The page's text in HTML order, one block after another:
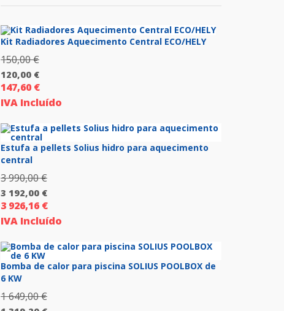
Kit Radiadores Aquecimento Central ECO/HELY
150,00€O
preço
original
150,00 €.
120,00 €
O
preço
atual
120,00 €.
147,60 €
IVA Incluído
Estufa a pellets Solius hidro para aquecimento
central
3 990,00€O
preço
original
3
990,00 €.
3 192,00 €
O
preço
atual
3
192,00 €.
3 926,16 €
IVA Incluído
Bomba de calor para piscina SOLIUS POOLBOX de
6 KW
1 649,00€O